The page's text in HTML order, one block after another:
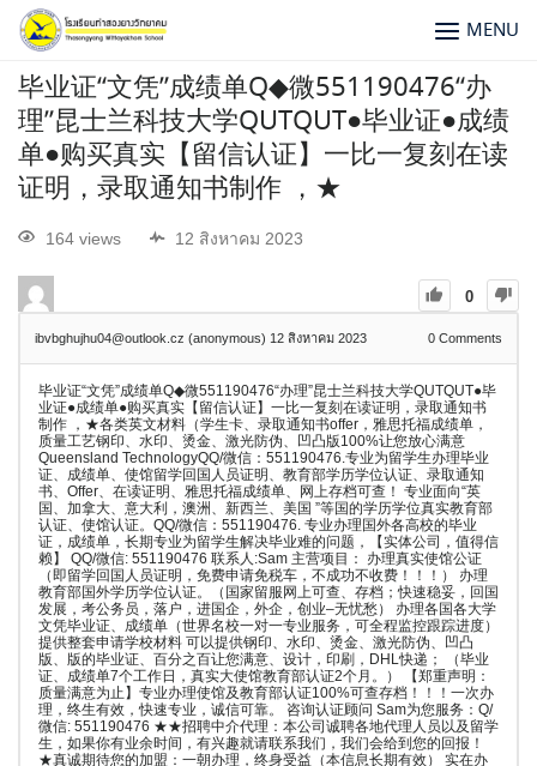
MENU
毕业证“文凭”成绩单Q◆微551190476“办
理”昆士兰科技大学QUTQUT●毕业证●成绩
单●购买真实【留信认证】一比一复刻在读
证明，录取通知书制作 ，★
164 views 12 สิงหาคม 2023
0
ibvbghujhu04@outlook.cz (anonymous) 12 สิงหาคม 2023 0 Comments
毕业证“文凭”成绩单Q◆微551190476“办理”昆士兰科技大学QUTQUT●毕
业证●成绩单●购买真实【留信认证】一比一复刻在读证明，录取通知书
制作 ，★各类英文材料（学生卡、录取通知书offer，雅思托福成绩单，
质量工艺钢印、水印、烫金、激光防伪、凹凸版100%让您放心满意
Queensland TechnologyQQ/微信：551190476.专业为留学生办理毕业
证、成绩单、使馆留学回国人员证明、教育部学历学位认证、录取通知
书、Offer、在读证明、雅思托福成绩单、网上存档可查！ 专业面向“英
国、加拿大、意大利，澳洲、新西兰、美国 ”等国的学历学位真实教育部
认证、使馆认证。QQ/微信：551190476. 专业办理国外各高校的毕业
证，成绩单，长期专业为留学生解决毕业难的问题，【实体公司，值得信
赖】 QQ/微信: 551190476 联系人:Sam 主营项目： 办理真实使馆公证
（即留学回国人员证明，免费申请免税车，不成功不收费！！！） 办理
教育部国外学历学位认证。（国家留服网上可查、存档；快速稳妥，回国
发展，考公务员，落户，进国企，外企，创业–无忧愁） 办理各国各大学
文凭毕业证、成绩单（世界名校一对一专业服务，可全程监控跟踪进度）
提供整套申请学校材料 可以提供钢印、水印、烫金、激光防伪、凹凸
版、版的毕业证、百分之百让您满意、设计，印刷，DHL快递； （毕业
证、成绩单7个工作日，真实大使馆教育部认证2个月。） 【郑重声明：
质量满意为止】专业办理使馆及教育部认证100%可查存档！！！一次办
理，终生有效，快速专业，诚信可靠。 咨询认证顾问 Sam为您服务：Q/
微信: 551190476 ★★招聘中介代理：本公司诚聘各地代理人员以及留学
生，如果你有业余时间，有兴趣就请联系我们，我们会给到您的回报！
★真诚期待您的加盟：一朝办理，终身受益（本信息长期有效） 实在办